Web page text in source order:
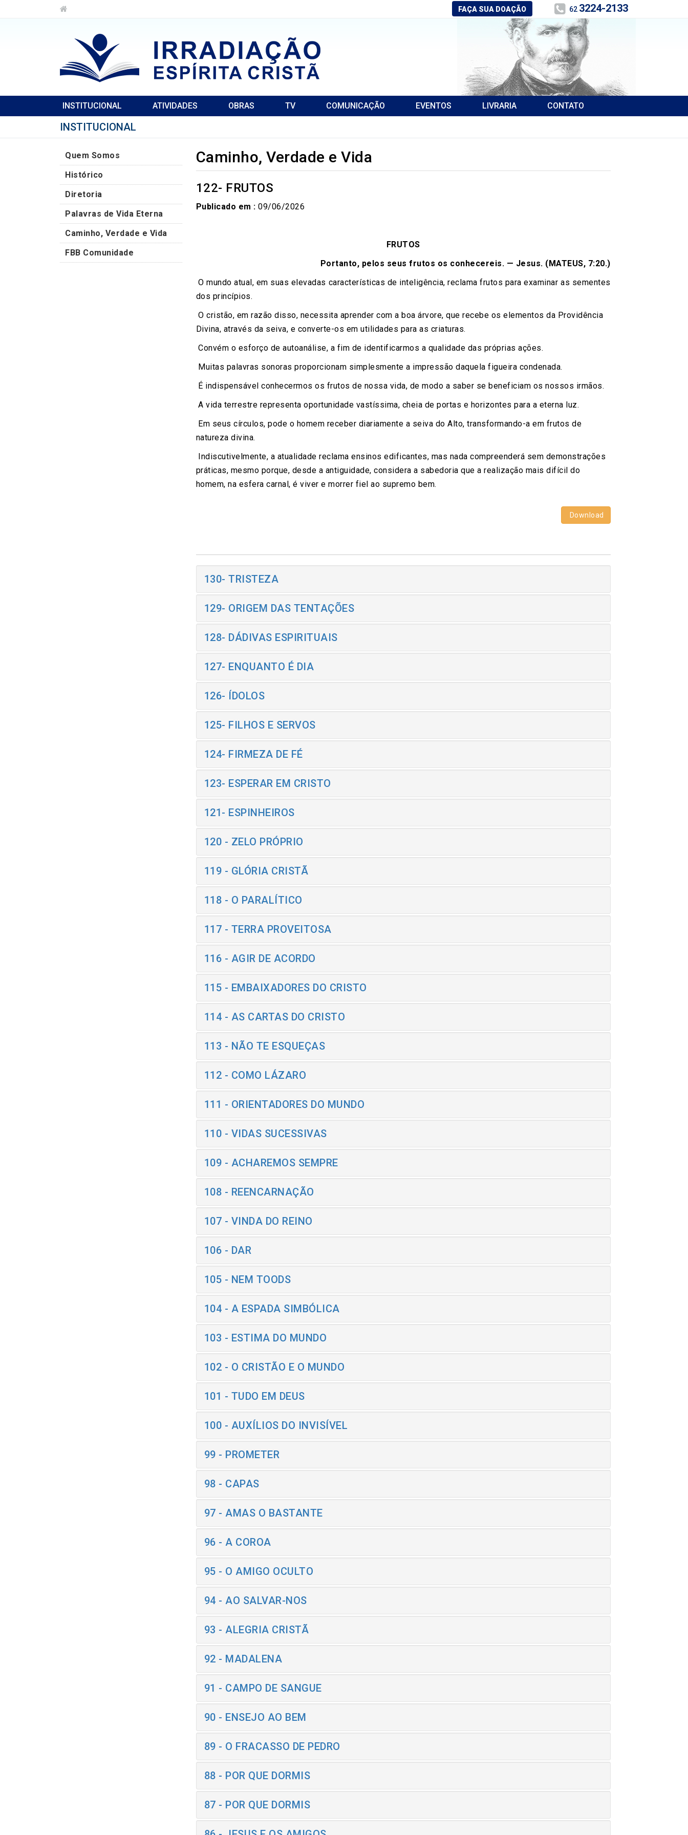
FAÇA SUA DOAÇÃO 62 3224-2133
INSTITUCIONAL ATIVIDADES OBRAS TV COMUNICAÇÃO EVENTOS LIVRARIA CONTATO
INSTITUCIONAL
Quem Somos
Histórico
Diretoria
Palavras de Vida Eterna
Caminho, Verdade e Vida
FBB Comunidade
Caminho, Verdade e Vida
122- FRUTOS
Publicado em : 09/06/2026
FRUTOS
Portanto, pelos seus frutos os conhecereis. — Jesus. (MATEUS, 7:20.)
O mundo atual, em suas elevadas características de inteligência, reclama frutos para examinar as sementes
dos princípios.
O cristão, em razão disso, necessita aprender com a boa árvore, que recebe os elementos da Providência
Divina, através da seiva, e converte-os em utilidades para as criaturas.
Convém o esforço de autoanálise, a fim de identificarmos a qualidade das próprias ações.
Muitas palavras sonoras proporcionam simplesmente a impressão daquela figueira condenada.
É indispensável conhecermos os frutos de nossa vida, de modo a saber se beneficiam os nossos irmãos.
A vida terrestre representa oportunidade vastíssima, cheia de portas e horizontes para a eterna luz.
Em seus círculos, pode o homem receber diariamente a seiva do Alto, transformando-a em frutos de
natureza divina.
Indiscutivelmente, a atualidade reclama ensinos edificantes, mas nada compreenderá sem demonstrações
práticas, mesmo porque, desde a antiguidade, considera a sabedoria que a realização mais difícil do
homem, na esfera carnal, é viver e morrer fiel ao supremo bem.
Download
130- TRISTEZA
129- ORIGEM DAS TENTAÇÕES
128- DÁDIVAS ESPIRITUAIS
127- ENQUANTO É DIA
126- ÍDOLOS
125- FILHOS E SERVOS
124- FIRMEZA DE FÉ
123- ESPERAR EM CRISTO
121- ESPINHEIROS
120 - ZELO PRÓPRIO
119 - GLÓRIA CRISTÃ
118 - O PARALÍTICO
117 - TERRA PROVEITOSA
116 - AGIR DE ACORDO
115 - EMBAIXADORES DO CRISTO
114 - AS CARTAS DO CRISTO
113 - NÃO TE ESQUEÇAS
112 - COMO LÁZARO
111 - ORIENTADORES DO MUNDO
110 - VIDAS SUCESSIVAS
109 - ACHAREMOS SEMPRE
108 - REENCARNAÇÃO
107 - VINDA DO REINO
106 - DAR
105 - NEM TOODS
104 - A ESPADA SIMBÓLICA
103 - ESTIMA DO MUNDO
102 - O CRISTÃO E O MUNDO
101 - TUDO EM DEUS
100 - AUXÍLIOS DO INVISÍVEL
99 - PROMETER
98 - CAPAS
97 - AMAS O BASTANTE
96 - A COROA
95 - O AMIGO OCULTO
94 - AO SALVAR-NOS
93 - ALEGRIA CRISTÃ
92 - MADALENA
91 - CAMPO DE SANGUE
90 - ENSEJO AO BEM
89 - O FRACASSO DE PEDRO
88 - POR QUE DORMIS
87 - POR QUE DORMIS